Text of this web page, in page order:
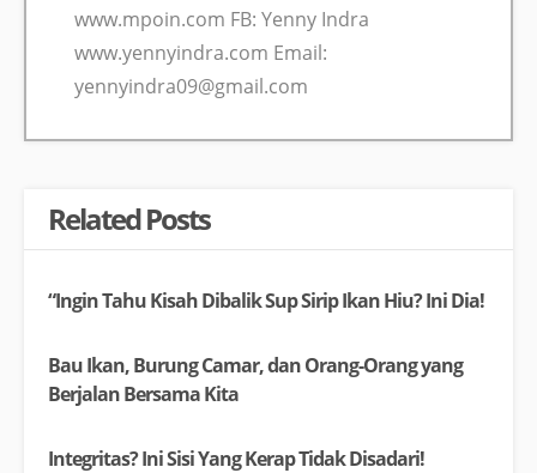
www.mpoin.com FB: Yenny Indra
www.yennyindra.com Email:
yennyindra09@gmail.com
Related Posts
“Ingin Tahu Kisah Dibalik Sup Sirip Ikan Hiu? Ini Dia!
Bau Ikan, Burung Camar, dan Orang-Orang yang
Berjalan Bersama Kita
Integritas? Ini Sisi Yang Kerap Tidak Disadari!